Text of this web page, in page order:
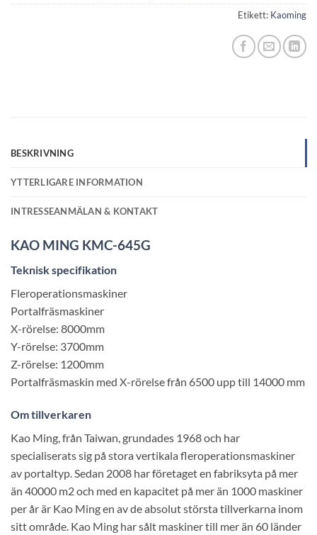
Etikett: Kaoming
BESKRIVNING
YTTERLIGARE INFORMATION
INTRESSEANMÄLAN & KONTAKT
KAO MING KMC-645G
Teknisk specifikation
Fleroperationsmaskiner
Portalfräsmaskiner
X-rörelse: 8000mm
Y-rörelse: 3700mm
Z-rörelse: 1200mm
Portalfräsmaskin med X-rörelse från 6500 upp till 14000 mm
Omtillverkaren
Kao Ming, från Taiwan, grundades 1968 och har
specialiserats sig på stora vertikala fleroperationsmaskiner
av portaltyp. Sedan 2008 har företaget en fabriksyta på mer
än 40000 m2 och med en kapacitet på mer än 1000 maskiner
per år är Kao Ming en av de absolut största tillverkarna inom
sitt område. Kao Ming har sålt maskiner till mer än 60 länder